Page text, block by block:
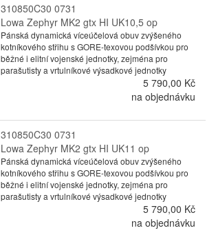
310850C30 0731
Lowa Zephyr MK2 gtx HI UK10,5 op
Pánská dynamická víceúčelová obuv zvýšeného
kotníkového střihu s GORE-texovou podšívkou pro
běžné i elitní vojenské jednotky, zejména pro
parašutisty a vrtulníkové výsadkové jednotky
5 790,00 Kč
na objednávku
310850C30 0731
Lowa Zephyr MK2 gtx HI UK11 op
Pánská dynamická víceúčelová obuv zvýšeného
kotníkového střihu s GORE-texovou podšívkou pro
běžné i elitní vojenské jednotky, zejména pro
parašutisty a vrtulníkové výsadkové jednotky
5 790,00 Kč
na objednávku